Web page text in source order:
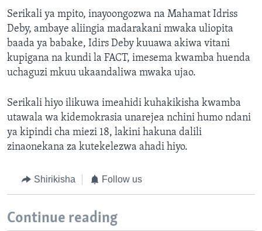
Serikali ya mpito, inayoongozwa na Mahamat Idriss
Deby, ambaye aliingia madarakani mwaka uliopita
baada ya babake, Idirs Deby kuuawa akiwa vitani
kupigana na kundi la FACT, imesema kwamba huenda
uchaguzi mkuu ukaandaliwa mwaka ujao.
Serikali hiyo ilikuwa imeahidi kuhakikisha kwamba
utawala wa kidemokrasia unarejea nchini humo ndani
ya kipindi cha miezi 18, lakini hakuna dalili
zinaonekana za kutekelezwa ahadi hiyo.
Shirikisha Follow us
Continue reading